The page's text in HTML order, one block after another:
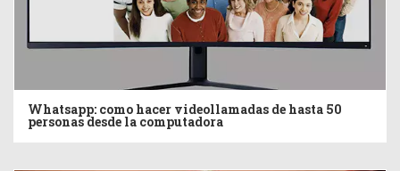
Whatsapp: como hacer videollamadas de hasta 50
personas desde la computadora